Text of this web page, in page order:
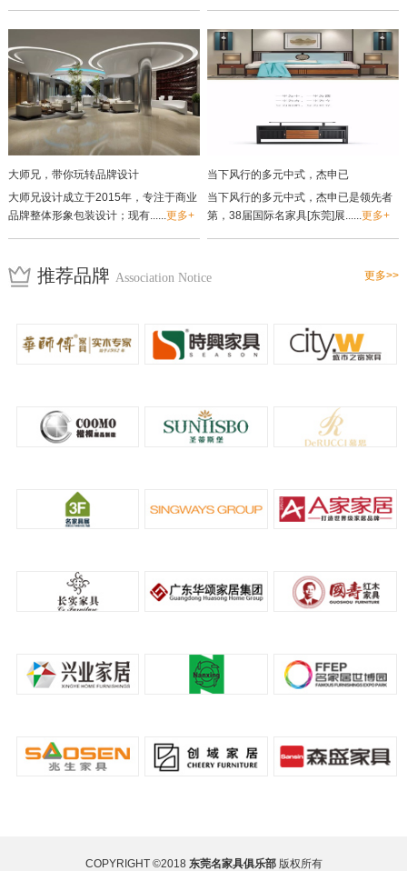
大师兄，带你玩转品牌设计
大师兄设计成立于2015年，专注于商业
品牌整体形象包装设计；现有......更多+
当下风行的多元中式，杰申已
当下风行的多元中式，杰申已是领先者
第，38届国际名家具[东莞]展......更多+
推荐品牌 Association Notice 更多>>
COPYRIGHT ©2018 东莞名家具俱乐部版权所有